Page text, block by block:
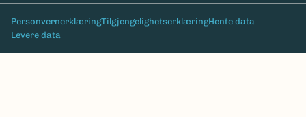
Bunntekst
PersonvernerklæringTilgjengelighetserklæringHente data
Levere data